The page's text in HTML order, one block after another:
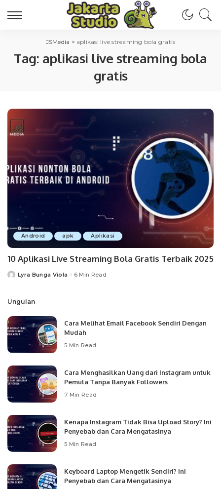
JSMedia > aplikasi live streaming bola gratis
Tag: aplikasi live streaming bola
gratis
Android apk Aplikasi
10 Aplikasi Live Streaming Bola Gratis Terbaik 2025
PostedLyra Bunga Viola 6 Min Read
Ungulan
Cara Melihat Email Facebook Sendiri Dengan
Mudah
5 Min Read
Cara Menghasilkan Uang dari Instagram untuk
Pemula Tanpa Banyak Followers
7 Min Read
Kenapa Instagram Tidak Bisa Upload Story? Ini
Penyebab dan Cara Mengatasinya
5 Min Read
Keyboard Laptop Mengetik Sendiri? Ini
Penyebab dan Cara Mengatasinya